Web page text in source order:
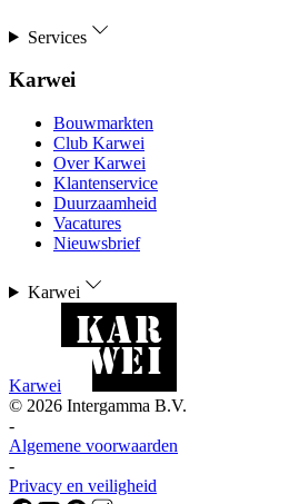
Services
Karwei
Bouwmarkten
Club Karwei
Over Karwei
Klantenservice
Duurzaamheid
Vacatures
Nieuwsbrief
Karwei
Karwei
© 2026 Intergamma B.V.
-
Algemene voorwaarden
-
Privacy en veiligheid